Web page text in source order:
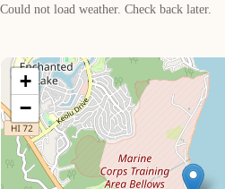
Could not load weather. Check back later.
+
−